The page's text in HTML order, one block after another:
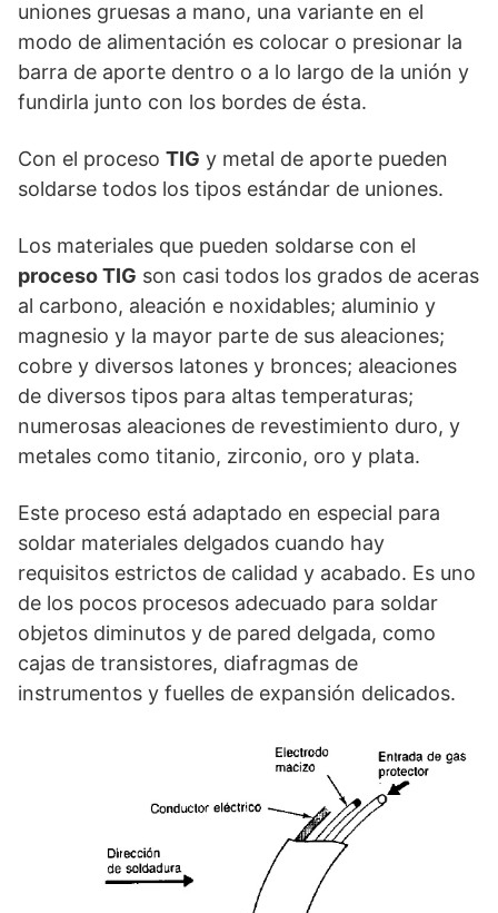
uniones gruesas a mano, una variante en el
modo de alimentación es colocar o presionar la
barra de aporte dentro o a lo largo de la unión y
fundirla junto con los bordes de ésta.
Con el proceso TIG y metal de aporte pueden
soldarse todos los tipos estándar de uniones.
Los materiales que pueden soldarse con el
proceso TIG son casi todos los grados de aceras
al carbono, aleación e noxidables; aluminio y
magnesio y la mayor parte de sus aleaciones;
cobre y diversos latones y bronces; aleaciones
de diversos tipos para altas temperaturas;
numerosas aleaciones de revestimiento duro, y
metales como titanio, zirconio, oro y plata.
Este proceso está adaptado en especial para
soldar materiales delgados cuando hay
requisitos estrictos de calidad y acabado. Es uno
de los pocos procesos adecuado para soldar
objetos diminutos y de pared delgada, como
cajas de transistores, diafragmas de
instrumentos y fuelles de expansión delicados.